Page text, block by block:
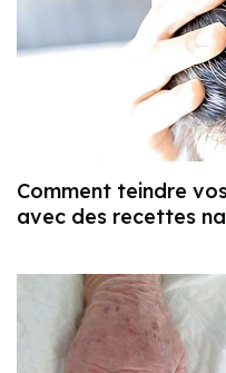
Comment teindre
avec des recettes